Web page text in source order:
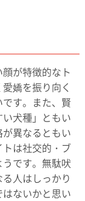
が特徴的なト
嬌を振り向く
す。また、賢
犬種」ともい
異なるともい
は社交的・ブ
です。無駄吠
人はしっかり
ないかと思い